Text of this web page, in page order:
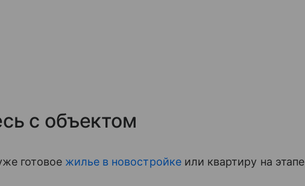
с объектом
готовое жилье в новостройкеили квартиру на этапе